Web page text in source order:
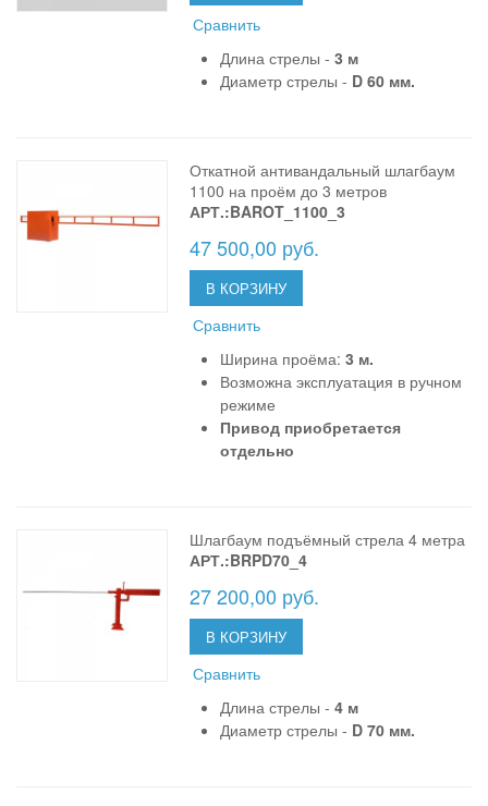
Сравнить
Длина стрелы -3 м
Диаметр стрелы - D 60 мм.
Откатной антивандальный шлагбаум
1100 на проём до 3 метров
АРТ.:BAROT_1100_3
47 500,00 руб.
В КОРЗИНУ
Сравнить
Ширина проёма:3 м.
Возможна эксплуатация в ручном
режиме
Привод приобретается
отдельно
Шлагбаум подъёмный стрела 4 метра
АРТ.:BRPD70_4
27 200,00 руб.
В КОРЗИНУ
Сравнить
Длина стрелы -4 м
Диаметр стрелы - D 70 мм.